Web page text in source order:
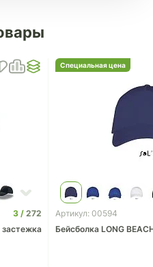
3
272
застежка
Специальная цена
Артикул: 00594
Бейсболка LONG